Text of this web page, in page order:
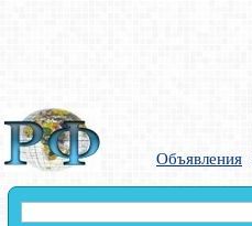
Объявления